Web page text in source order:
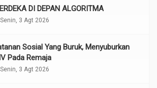
DI DEPAN ALGORITMA
Senin, 3 Agt 2026
Sosial Yang Buruk, Menyuburkan
Pada Remaja
Senin, 3 Agt 2026